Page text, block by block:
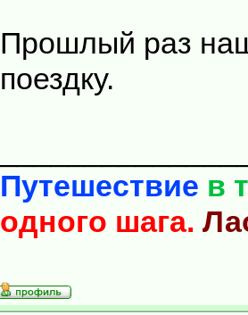
Прошлый раз
поездку.
Путешествие в
одного шага.